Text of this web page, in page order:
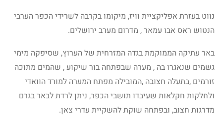
נווט בעזרת אפליקציית וויז, מיקומו בקרבה לשרידי הכפר הערבי
הנטוש ראס אבו עמאר , מדרום מערב ירושלים.
באר עתיקה הממוקמת בגדה המזרחית של הערוץ, שסיפקה מימי
גשמים שנאגרו בה , מערה שבפתחה בור שיקוע , שהמים מתוכה
זורמים ,בתעלה חצובה ,המובילה מפתח המערה למורד הוואדי
ולחלקות חקלאות שעיבדו תושבי הכפר, ניתן לרדת לבאר בגרם
מדרגות חצוב, ובפתחה שוקת להשקיית עדרי צאן.